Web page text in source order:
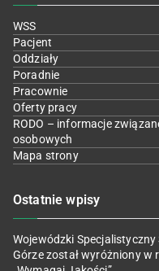
WSS
Pacjent
Oddziały
Poradnie
Pracownie
Oferty pracy
RODO – informacje
osobowych
Mapa strony
Ostatnie wpisy
Wojewódzki Specjalistyczny
Górze został wyróżniony